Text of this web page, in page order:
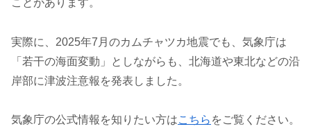
ことがあります。
実際に、2025年7月のカムチャツカ地震でも、気象庁は
「若干の海面変動」としながらも、北海道や東北などの沿
岸部に津波注意報を発表しました。
気象庁の公式情報を知りたい方はこちら をご覧ください。